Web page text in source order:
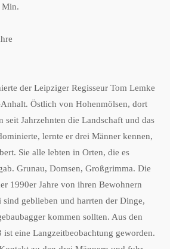
Min.
der Leipziger Regisseur Tom Lemke
Östlich von Hohenmölsen, dort
seit Jahrzehnten die Landschaft und das
lernte er drei Männer kennen,
Sie alle lebten in Orten, die es
Grunau, Domsen, Großgrimma. Die
1990er Jahre von ihren Bewohnern
sind geblieben und harrten der Dinge,
kommen sollten. Aus den
ist eine Langzeitbeobachtung geworden.